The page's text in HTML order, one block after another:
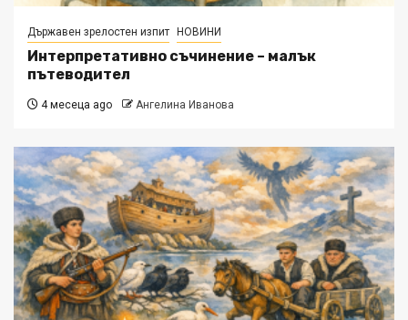
Държавен зрелостен изпит НОВИНИ
Интерпретативно съчинение – малък
пътеводител
4 месеца ago Ангелина Иванова